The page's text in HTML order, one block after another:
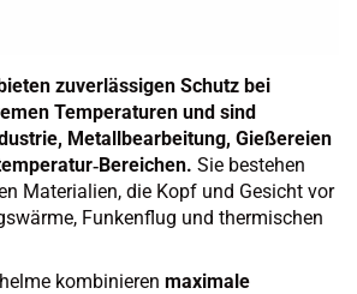
zuverlässigen Schutz bei
Temperaturen und sind
Metallbearbeitung, Gießereien
Sie bestehen
Materialien, die Kopf und Gesicht vor
Funkenflug und thermischen
kombinieren maximale